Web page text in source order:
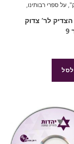
,על ספרי רבותינו,
הצדיק לר’ צדוק